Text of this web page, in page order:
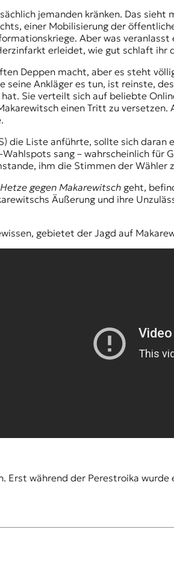
jemanden kränken. Das sieht
einer Mobilisierung der
Aber was
erleidet, wie gut schlaft ihr
Deppen macht, aber es steht
seine Ankläger es tun, ist reinste,
Sie verteilt sich auf beliebte
einen Tritt zu
die Liste anführte, sollte sich daran
sang – wahrscheinlich für
ihm die Stimmen der Wähler
Hetze gegen Makarewitsch geht,
Äußerung und ihre
gebietet der Jagd auf
während der Perestroika